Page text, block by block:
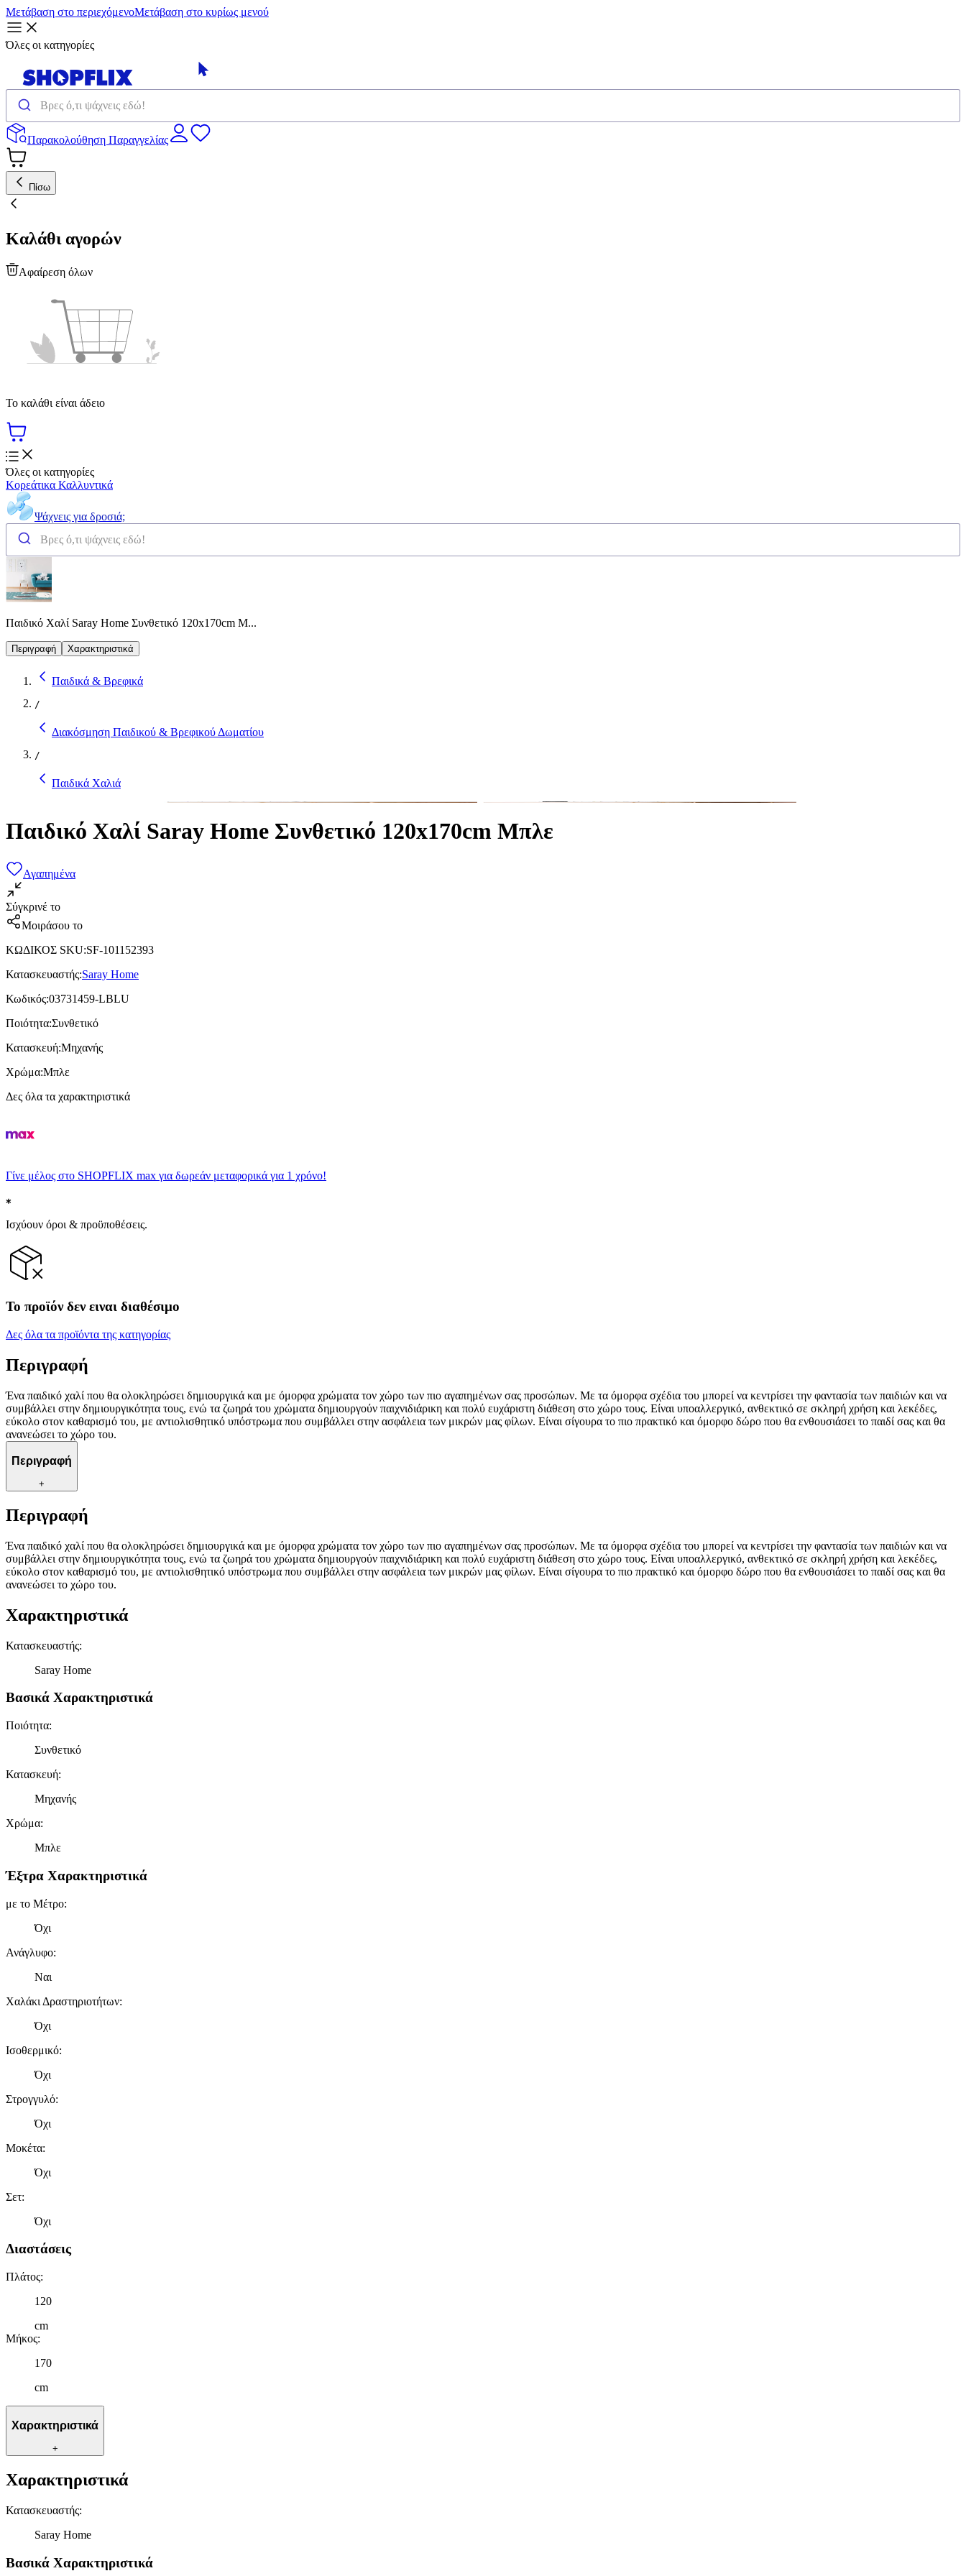
Μετάβαση στο περιεχόμενοΜετάβαση στο κυρίως μενού
Όλες οι κατηγορίες
Παρακολούθηση Παραγγελίας
Πίσω
Καλάθι αγορών
Αφαίρεση όλων
Το καλάθι είναι άδειο
Όλες οι κατηγορίες
Κορεάτικα Καλλυντικά
Ψάχνεις για δροσιά;
Παιδικό Χαλί Saray Home Συνθετικό 120x170cm Μ...
Περιγραφή Χαρακτηριστικά
Παιδικά & Βρεφικά
/
Διακόσμηση Παιδικού & Βρεφικού Δωματίου
/
Παιδικά Χαλιά
Παιδικό Χαλί Saray Home Συνθετικό 120x170cm Μπλε
Αγαπημένα
Σύγκρινέ το
Μοιράσου το
ΚΩΔΙΚΟΣ SKU:SF-101152393
Κατασκευαστής:Saray Home
Κωδικός:03731459-LBLU
Ποιότητα:Συνθετικό
Κατασκευή:Μηχανής
Χρώμα:Μπλε
Δες όλα τα χαρακτηριστικά
Γίνε μέλος στο SHOPFLIX max για δωρεάν μεταφορικά για 1 χρόνο!
Ισχύουν όροι & προϋποθέσεις.
Το προϊόν δεν ειναι διαθέσιμο
Δες όλα τα προϊόντα της κατηγορίας
Περιγραφή
Ένα παιδικό χαλί που θα ολοκληρώσει δημιουργικά και με όμορφα χρώματα τον χώρο των πιο αγαπημένων σας προσώπων. Με τα όμορφα σχέδια του μπορεί να κεντρίσει την φαντασία των παιδιών και να
συμβάλλει στην δημιουργικότητα τους, ενώ τα ζωηρά του χρώματα δημιουργούν παιχνιδιάρικη και πολύ ευχάριστη διάθεση στο χώρο τους. Είναι υποαλλεργικό, ανθεκτικό σε σκληρή χρήση και λεκέδες,
εύκολο στον καθαρισμό του, με αντιολισθητικό υπόστρωμα που συμβάλλει στην ασφάλεια των μικρών μας φίλων. Είναι σίγουρα το πιο πρακτικό και όμορφο δώρο που θα ενθουσιάσει το παιδί σας και θα
ανανεώσει το χώρο του.
Περιγραφή
+
Περιγραφή
Ένα παιδικό χαλί που θα ολοκληρώσει δημιουργικά και με όμορφα χρώματα τον χώρο των πιο αγαπημένων σας προσώπων. Με τα όμορφα σχέδια του μπορεί να κεντρίσει την φαντασία των παιδιών και να
συμβάλλει στην δημιουργικότητα τους, ενώ τα ζωηρά του χρώματα δημιουργούν παιχνιδιάρικη και πολύ ευχάριστη διάθεση στο χώρο τους. Είναι υποαλλεργικό, ανθεκτικό σε σκληρή χρήση και λεκέδες,
εύκολο στον καθαρισμό του, με αντιολισθητικό υπόστρωμα που συμβάλλει στην ασφάλεια των μικρών μας φίλων. Είναι σίγουρα το πιο πρακτικό και όμορφο δώρο που θα ενθουσιάσει το παιδί σας και θα
ανανεώσει το χώρο του.
Χαρακτηριστικά
Κατασκευαστής:
Saray Home
Βασικά Χαρακτηριστικά
Ποιότητα:
Συνθετικό
Κατασκευή:
Μηχανής
Χρώμα:
Μπλε
Έξτρα Χαρακτηριστικά
με το Μέτρο:
Όχι
Ανάγλυφο:
Ναι
Χαλάκι Δραστηριοτήτων:
Όχι
Ισοθερμικό:
Όχι
Στρογγυλό:
Όχι
Μοκέτα:
Όχι
Σετ:
Όχι
Διαστάσεις
Πλάτος:
120
cm
Μήκος:
170
cm
Χαρακτηριστικά
+
Χαρακτηριστικά
Κατασκευαστής:
Saray Home
Βασικά Χαρακτηριστικά